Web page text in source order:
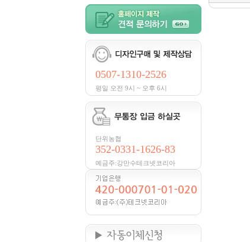
0507-1310-2526
평일 오전 9시 ~ 오후 6시
단위농협
352-0331-1626-83
예금주:강만수테크넷코리아